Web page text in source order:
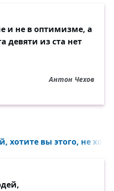
и не в оптимизме, а
девяти из ста нет
Антон Чехов
хотите вы этого, не